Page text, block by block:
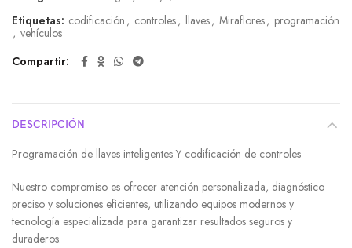
5
Etiquetas: codificación , controles, llaves, Miraflores, programación
, vehículos
Compartir
DESCRIPCIÓN
Programación de llaves inteligentes Y codificación de controles
Nuestro compromiso es ofrecer atención personalizada, diagnóstico
preciso y soluciones eficientes, utilizando equipos modernos y
tecnología especializada para garantizar resultados seguros y
duraderos.